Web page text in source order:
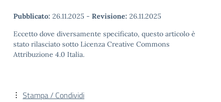
Pubblicato: 26.11.2025 - Revisione: 26.11.2025
Eccetto dove diversamente specificato, questo articolo è
stato rilasciato sotto Licenza Creative Commons
Attribuzione 4.0 Italia.
Stampa / Condividi